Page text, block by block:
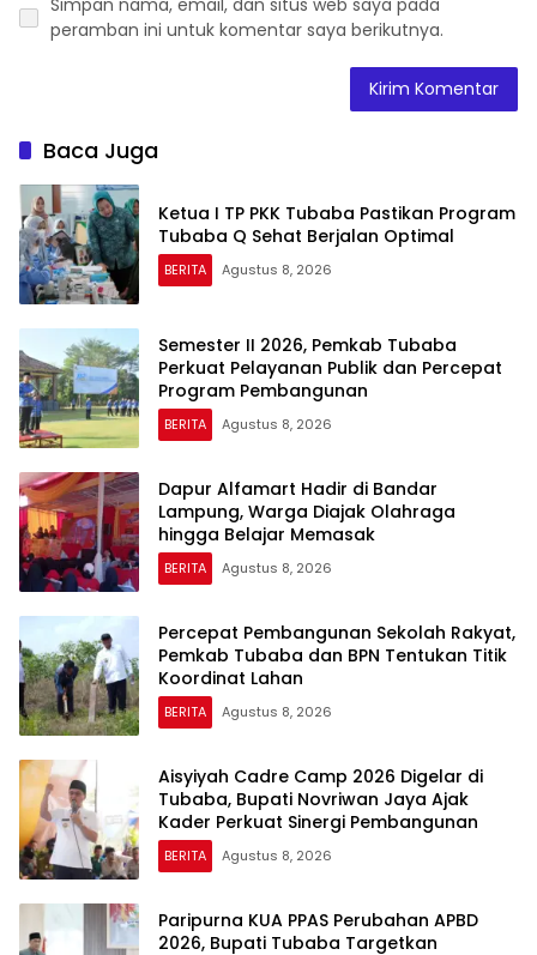
peramban ini untuk komentar saya berikutnya.
Baca Juga
Ketua I TP PKK Tubaba Pastikan Program
Tubaba Q Sehat Berjalan Optimal
BERITA Agustus 8, 2026
Semester II 2026, Pemkab Tubaba
Perkuat Pelayanan Publik dan Percepat
Program Pembangunan
BERITA Agustus 8, 2026
Dapur Alfamart Hadir di Bandar
Lampung, Warga Diajak Olahraga
hingga Belajar Memasak
BERITA Agustus 8, 2026
Percepat Pembangunan Sekolah Rakyat,
Pemkab Tubaba dan BPN Tentukan Titik
Koordinat Lahan
BERITA Agustus 8, 2026
Aisyiyah Cadre Camp 2026 Digelar di
Tubaba, Bupati Novriwan Jaya Ajak
Kader Perkuat Sinergi Pembangunan
BERITA Agustus 8, 2026
Paripurna KUA PPAS Perubahan APBD
2026, Bupati Tubaba Targetkan